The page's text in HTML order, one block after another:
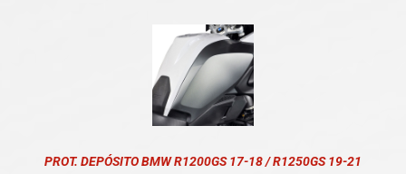
PROT. DEPÓSITO BMW R1200GS 17-18 / R1250GS 19-21